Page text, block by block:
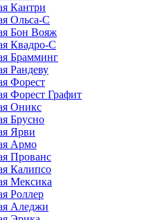
Кантри
Ольса-С
Бон Вояж
Квадро-С
Брамминг
Рандеву
Форест
Форест Графит
Оникс
Брусно
Ярви
Армо
Прованс
Калипсо
Мексика
Роллер
Аледжи